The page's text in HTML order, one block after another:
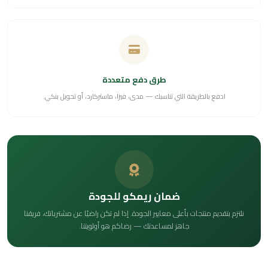
طرق دفع متعددة
ادفع بالطريقة التي تناسبك — مدى، فيزا، ماستركارد، أو تحويل بنكي.
ضمان ريمكو للجودة
نلتزم بتقديم منتجات بأعلى معايير الجودة. إذا لم تكن راضيًا عن مشترياتك، فريقنا
جاهز لمساعدتك — رضاكم هو أولويتنا.